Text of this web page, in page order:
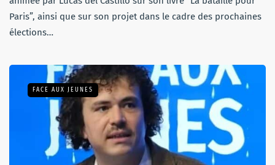
Paris”, ainsi que sur son projet dans le cadre des prochaines
élections…
FACE AUX JEUNES